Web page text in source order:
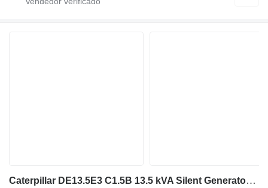
Caterpillar DE13.5E3 C1.5B 13.5 kVA Silent Generatorset CAT New !